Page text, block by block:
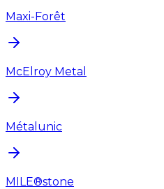
Maxi-Forêt
McElroy Metal
Métalunic
MILE®stone